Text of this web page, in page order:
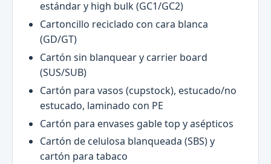
estándar y high bulk (GC1/GC2)
Cartoncillo reciclado con cara blanca
(GD/GT)
Cartón sin blanquear y carrier board
(SUS/SUB)
Cartón para vasos (cupstock), estucado/no
estucado, laminado con PE
Cartón para envases gable top y asépticos
Cartón de celulosa blanqueada (SBS) y
cartón para tabaco